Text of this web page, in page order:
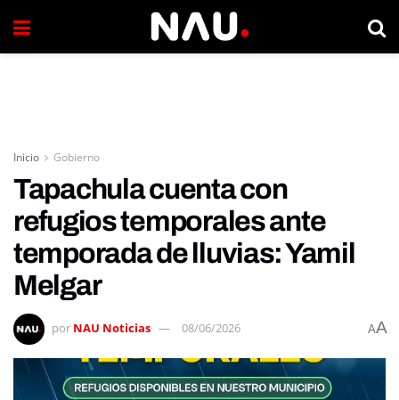
Inicio Gobierno
Tapachula cuenta con
refugios temporales ante
temporada de lluvias: Yamil
Melgar
por NAU Noticias 08/06/2026 AA